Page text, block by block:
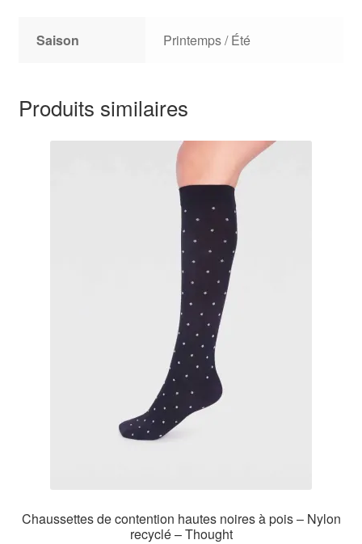
Saison Printemps / Été
Produits similaires
Chaussettes de contention hautes noires à pois – Nylon
recyclé – Thought